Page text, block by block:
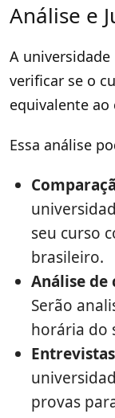
Análise e
A
verificar se o
equivalente
Essa análise
seu curso
brasileiro.
Análise
Serão
horária do
provas